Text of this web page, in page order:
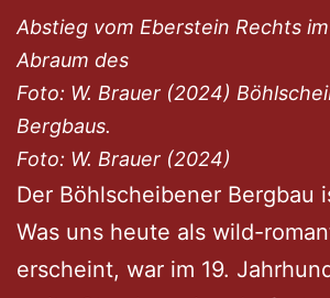
Abstieg vom Eberstein Rechts
Abraum des
Foto: W. Brauer (2024)
Bergbaus.
Foto: W. Brauer (2024)
Der Böhlscheibener Bergbau
Was uns heute als wild-
erscheint, war im 19.